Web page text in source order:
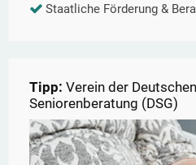
Staatliche Förderung &
Tipp: Verein der
Seniorenberatung (DSG)